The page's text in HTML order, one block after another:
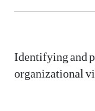
Identifying and
organizational